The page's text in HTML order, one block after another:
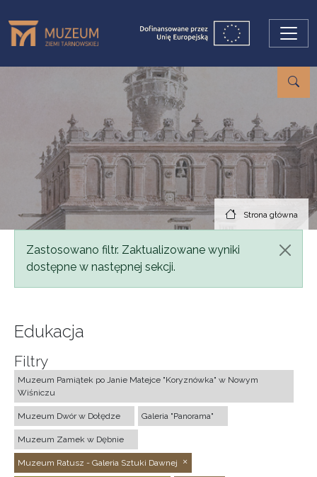
Strona główna
Komunikat
Zastosowano filtr. Zaktualizowane wyniki
dostępne w następnej sekcji.
Edukacja
Filtry
Muzeum Pamiątek po Janie Matejce "Koryznówka" w Nowym
Wiśniczu
Muzeum Dwór w Dołędze Galeria "Panorama"
Muzeum Zamek w Dębnie
Muzeum Ratusz - Galeria Sztuki Dawnej